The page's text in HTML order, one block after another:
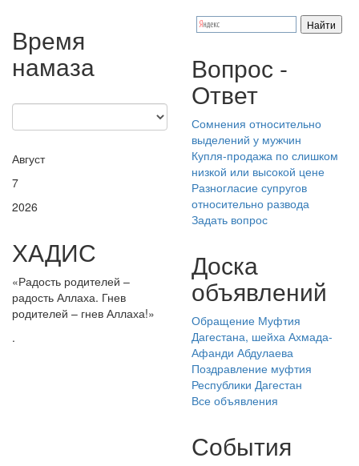
Время
намаза
Август
7
2026
ХАДИС
«Радость родителей –
радость Аллаха. Гнев
родителей – гнев Аллаха!»
.
Вопрос -
Ответ
Сомнения относительно
выделений у мужчин
Купля-продажа по слишком
низкой или высокой цене
Разногласие супругов
относительно развода
Задать вопрос
Доска
объявлений
Обращение Муфтия
Дагестана, шейха Ахмада-
Афанди Абдулаева
Поздравление муфтия
Республики Дагестан
Все объявления
События